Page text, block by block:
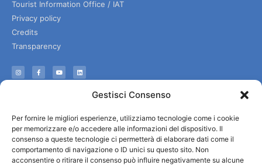
Gestisci Consenso
Per fornire le migliori esperienze, utilizziamo tecnologie come i cookie
per memorizzare e/o accedere alle informazioni del dispositivo. Il
consenso a queste tecnologie ci permetterà di elaborare dati come il
comportamento di navigazione o ID unici su questo sito. Non
acconsentire o ritirare il consenso può influire negativamente su alcune
Tourist Information Office / IAT
Privacy policy
Credits
Transparency
Useful services
Brochures